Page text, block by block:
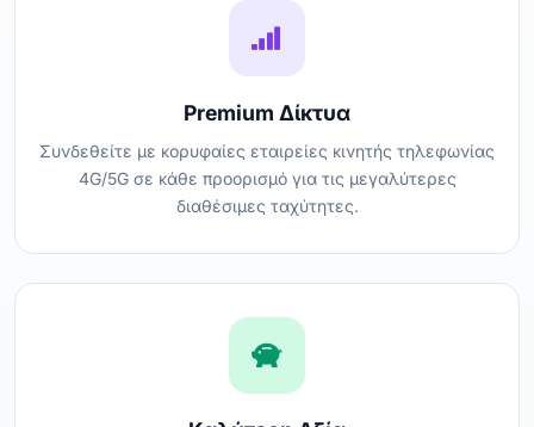
Premium Δίκτυα
Συνδεθείτε με κορυφαίες εταιρείες κινητής τηλεφωνίας
4G/5G σε κάθε προορισμό για τις μεγαλύτερες
διαθέσιμες ταχύτητες.